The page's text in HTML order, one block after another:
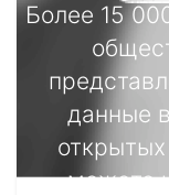
Более 15
данные
можете